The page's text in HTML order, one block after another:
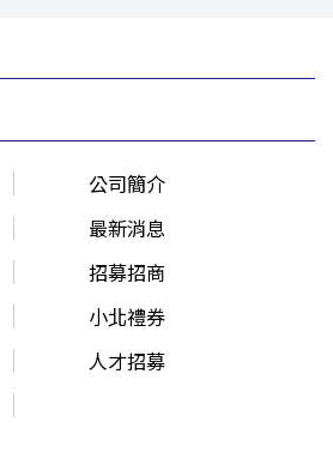
公司簡介
最新消息
招募招商
小北禮券
人才招募